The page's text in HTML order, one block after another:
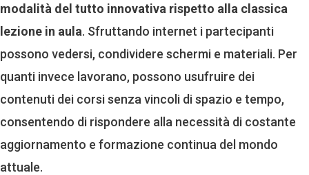
modalità del tutto innovativa rispetto alla classica
lezione in aula. Sfruttando internet i partecipanti
possono vedersi, condividere schermi e materiali. Per
quanti invece lavorano, possono usufruire dei
contenuti dei corsi senza vincoli di spazio e tempo,
consentendo di rispondere alla necessità di costante
aggiornamento e formazione continua del mondo
attuale.